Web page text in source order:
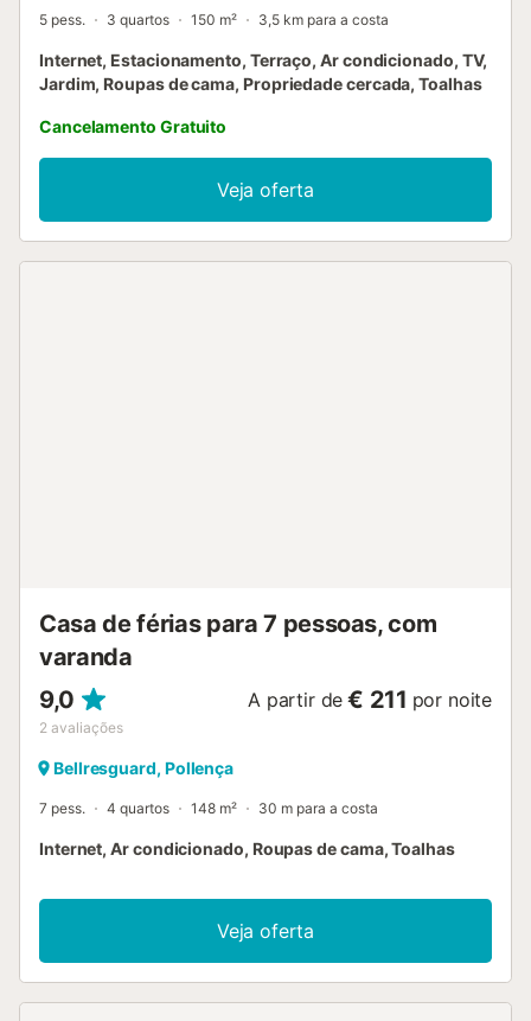
5 pess. 3 quartos 150 m² 3,5 km para a costa
Internet, Estacionamento, Terraço, Ar condicionado, TV,
Jardim, Roupas de cama, Propriedade cercada, Toalhas
Cancelamento Gratuito
Veja oferta
Casa de férias para 7 pessoas, com
varanda
9,0
2 avaliações
A partir de € 211 por noite
Bellresguard, Pollença
7 pess. 4 quartos 148 m² 30 m para a costa
Internet, Ar condicionado, Roupas de cama, Toalhas
Veja oferta